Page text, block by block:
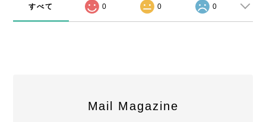
すべて 0 0 0
Mail Magazine